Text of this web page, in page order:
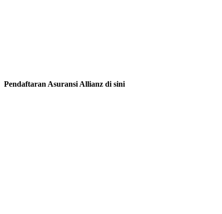
Pendaftaran Asuransi Allianz di sini